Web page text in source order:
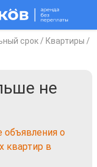
срок / Квартиры /
не
объявления о
квартир в